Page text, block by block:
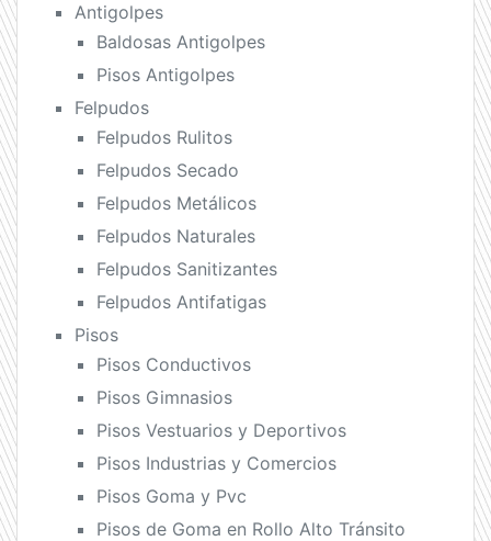
Antigolpes
Baldosas Antigolpes
Pisos Antigolpes
Felpudos
Felpudos Rulitos
Felpudos Secado
Felpudos Metálicos
Felpudos Naturales
Felpudos Sanitizantes
Felpudos Antifatigas
Pisos
Pisos Conductivos
Pisos Gimnasios
Pisos Vestuarios y Deportivos
Pisos Industrias y Comercios
Pisos Goma y Pvc
Pisos de Goma en Rollo Alto Tránsito